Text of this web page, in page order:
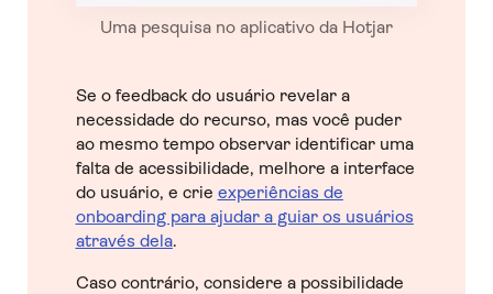
Uma pesquisa no aplicativo da Hotjar
Se o feedback do usuário revelar a
necessidade do recurso, mas você puder
ao mesmo tempo observar identificar uma
falta de acessibilidade, melhore a interface
do usuário, e crie experiências de
onboarding para ajudar a guiar os usuários
através dela.
Caso contrário, considere a possibilidade